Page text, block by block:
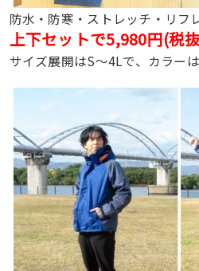
防水・防寒・ストレッチ・リフ
上下セットで5,980円(税
サイズ展開はS〜4Lで、カラー